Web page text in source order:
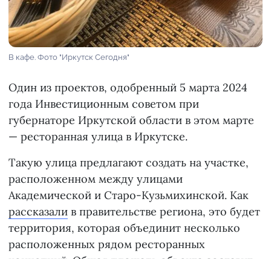
В кафе. Фото "Иркутск Сегодня"
Один из проектов, одобренный 5 марта 2024
года Инвестиционным советом при
губернаторе Иркутской области в этом марте
— ресторанная улица в Иркутске.
Такую улица предлагают создать на участке,
расположенном между улицами
Академической и Старо-Кузьмихинской. Как
рассказали в правительстве региона, это будет
территория, которая объединит несколько
расположенных рядом ресторанных